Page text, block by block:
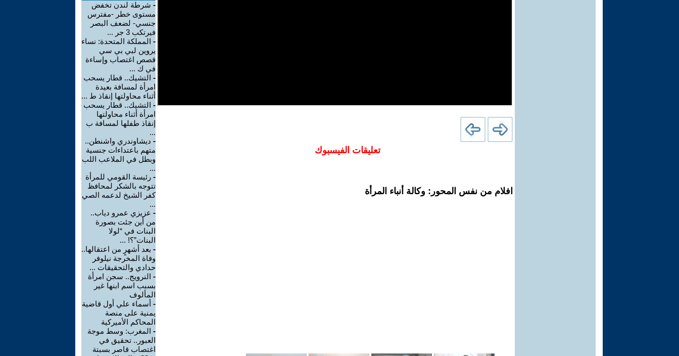
تعليقات الفيسبوك
افلام من نفس المحور: وكالة أنباء المرأة
- شرطة لندن تخفض
مستوى خطر -مفترس
جنسي- لضعف البصر
فيرتكب 3 جر ...
- المملكة المتحدة: نساء
يروين لبي بي سي
قصص اغتصاب وإساءة
في ك ...
- التشيك.. قطار يسحب
امرأة لمسافة بعيدة
أثناء محاولتها إنقاذ ط ...
- التشيك.. قطار يسحب
امرأة أثناء محاولتها
إنقاذ طفلها لمسافة ب
...
- ديشاوندري واشنطن..
متهم باعتداءات جنسية
وبطل في الملاعب اللب
...
- رئيسة القومي للمرأة
تتوجه بالشكر لمحافظ
كفر الشيخ لدعمه الصي
...
- عزيزي عمرو دياب..
من أين جئت بصورة
البنات في “لولا
البنات”؟! ...
- بعد أشهرٍ من اعتقالها..
وفاة المخرجة نيلوفر
حدادي والتحقيقات ...
- النرويج.. سجن امرأة
بسبب اسم ابنها غير
المألوف
- أسماء علي أول قاضية
يمنية على منصة
المحاكم الأميركية
- المغرب: وسط موجة
العبور.. تحقيق في
اغتصاب قاصر بسبتة